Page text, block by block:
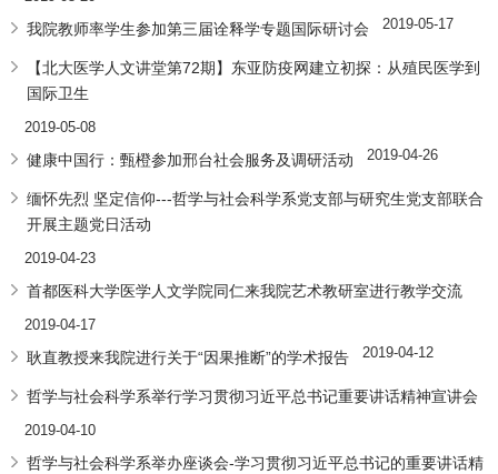
我院教师率学生参加第三届诠释学专题国际研讨会 2019-05-17
【北大医学人文讲堂第72期】东亚防疫网建立初探：从殖民医学到
国际卫生
2019-05-08
健康中国行：甄橙参加邢台社会服务及调研活动 2019-04-26
缅怀先烈 坚定信仰---哲学与社会科学系党支部与研究生党支部联合
开展主题党日活动
2019-04-23
首都医科大学医学人文学院同仁来我院艺术教研室进行教学交流
2019-04-17
耿直教授来我院进行关于“因果推断”的学术报告 2019-04-12
哲学与社会科学系举行学习贯彻习近平总书记重要讲话精神宣讲会
2019-04-10
哲学与社会科学系举办座谈会-学习贯彻习近平总书记的重要讲话精